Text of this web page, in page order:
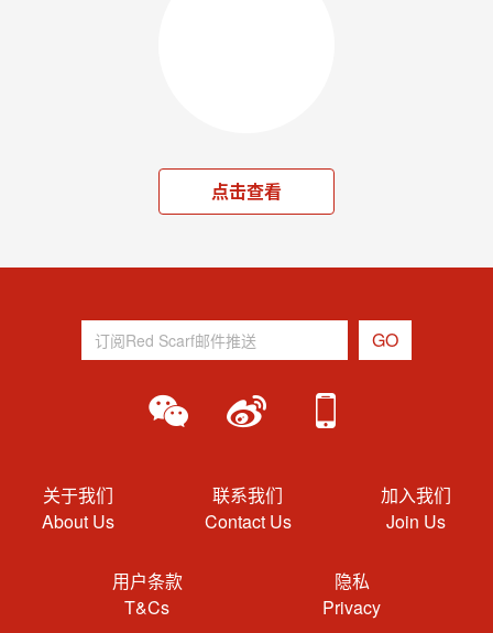
点击查看
关于我们
About Us
联系我们
Contact Us
加入我们
Join Us
用户条款
T&Cs
隐私
Privacy